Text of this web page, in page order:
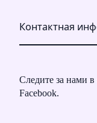
Контактная
Следите за нами
Facebook.